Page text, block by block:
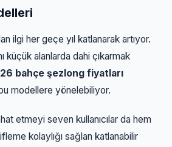
ilgi her geçe yıl katlanarak artıyor.
küçük alanlarda dahi çıkarmak
bahçe şezlong fiyatları
modellere yönelebiliyor.
etmeyi seven kullanıcılar da hem
kolaylığı sağlan katlanabilir